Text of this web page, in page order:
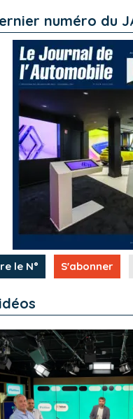
numéro du
le N° S'abonner